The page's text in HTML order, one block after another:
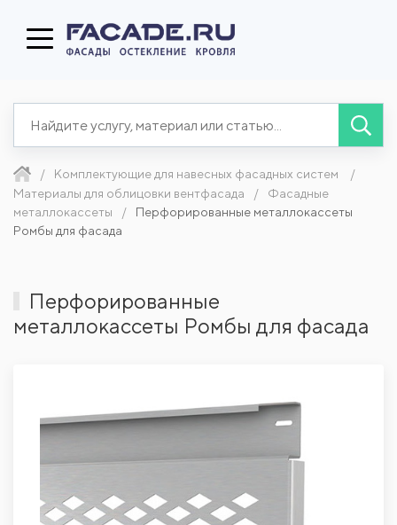
Комплектующие для навесных фасадных систем
Материалы для облицовки вентфасада
Фасадные
металлокассеты
Перфорированные металлокассеты
Ромбы для фасада
Перфорированные
металлокассеты Ромбы для фасада